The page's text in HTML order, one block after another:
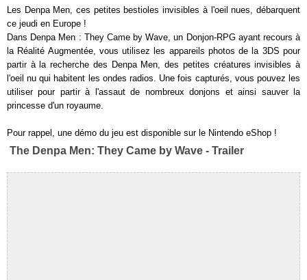
Les Denpa Men, ces petites bestioles invisibles à l'oeil nues, débarquent
ce jeudi en Europe !
Dans Denpa Men : They Came by Wave, un Donjon-RPG ayant recours à
la Réalité Augmentée, vous utilisez les appareils photos de la 3DS pour
partir à la recherche des Denpa Men, des petites créatures invisibles à
l'oeil nu qui habitent les ondes radios. Une fois capturés, vous pouvez les
utiliser pour partir à l'assaut de nombreux donjons et ainsi sauver la
princesse d'un royaume.
Pour rappel, une démo du jeu est disponible sur le Nintendo eShop !
The Denpa Men: They Came by Wave - Trailer